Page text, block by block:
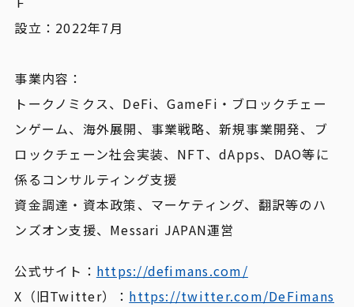
設立：2022年7月
事業内容：
トークノミクス、DeFi、GameFi・ブロックチェー
ンゲーム、海外展開、事業戦略、新規事業開発、ブ
ロックチェーン社会実装、NFT、dApps、DAO等に
係るコンサルティング支援
資金調達・資本政策、マーケティング、翻訳等のハ
ンズオン支援、Messari JAPAN運営
公式サイト： https://defimans.com/
X（旧Twitter）： https://twitter.com/DeFimans